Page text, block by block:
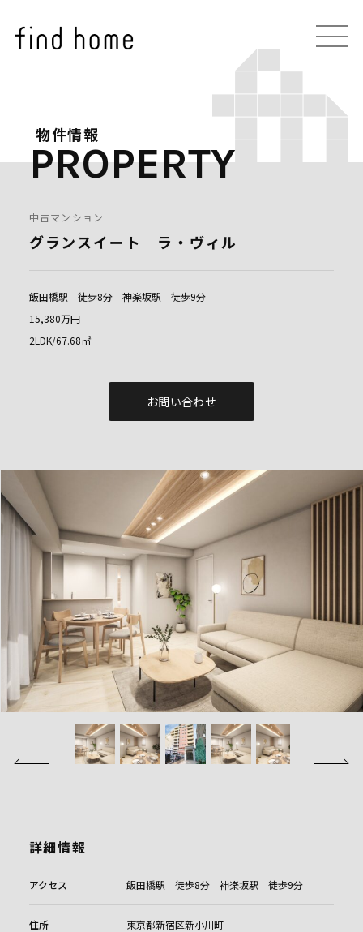
物件情報
PROPERTY
中古マンション
グランスイート ラ・ヴィル
飯田橋駅 徒歩8分 神楽坂駅 徒歩9分
15,380万円
2LDK/67.68㎡
お問い合わせ
詳細情報
アクセス 飯田橋駅 徒歩8分 神楽坂駅 徒歩9分
住所 東京都新宿区新小川町